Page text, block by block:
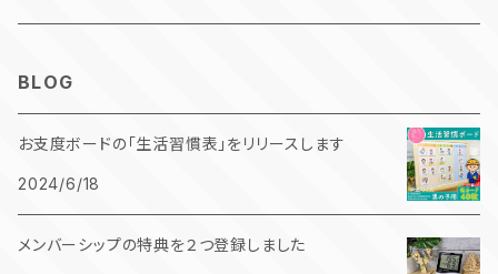
BLOG
お支度ボードの「生活習慣表」をリリースします
2024/6/18
メンバーシップの特典を２つ登録しました